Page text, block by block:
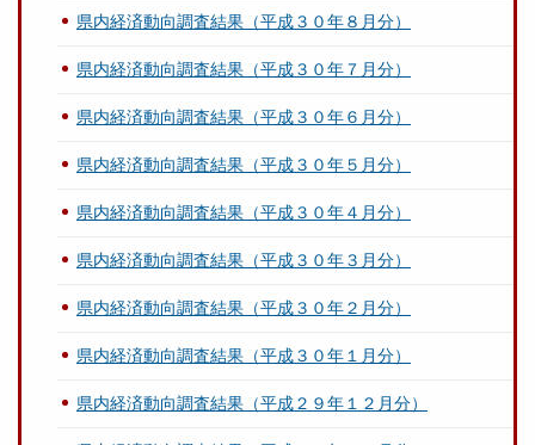
県内経済動向調査結果（平成３０年８月分）
県内経済動向調査結果（平成３０年７月分）
県内経済動向調査結果（平成３０年６月分）
県内経済動向調査結果（平成３０年５月分）
県内経済動向調査結果（平成３０年４月分）
県内経済動向調査結果（平成３０年３月分）
県内経済動向調査結果（平成３０年２月分）
県内経済動向調査結果（平成３０年１月分）
県内経済動向調査結果（平成２９年１２月分）